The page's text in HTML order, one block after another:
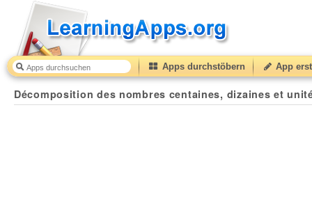
Apps durchstöbern App
Décomposition des nombres centaines, dizaines et
Décomposition des nombres centaines, dizaines et unités.